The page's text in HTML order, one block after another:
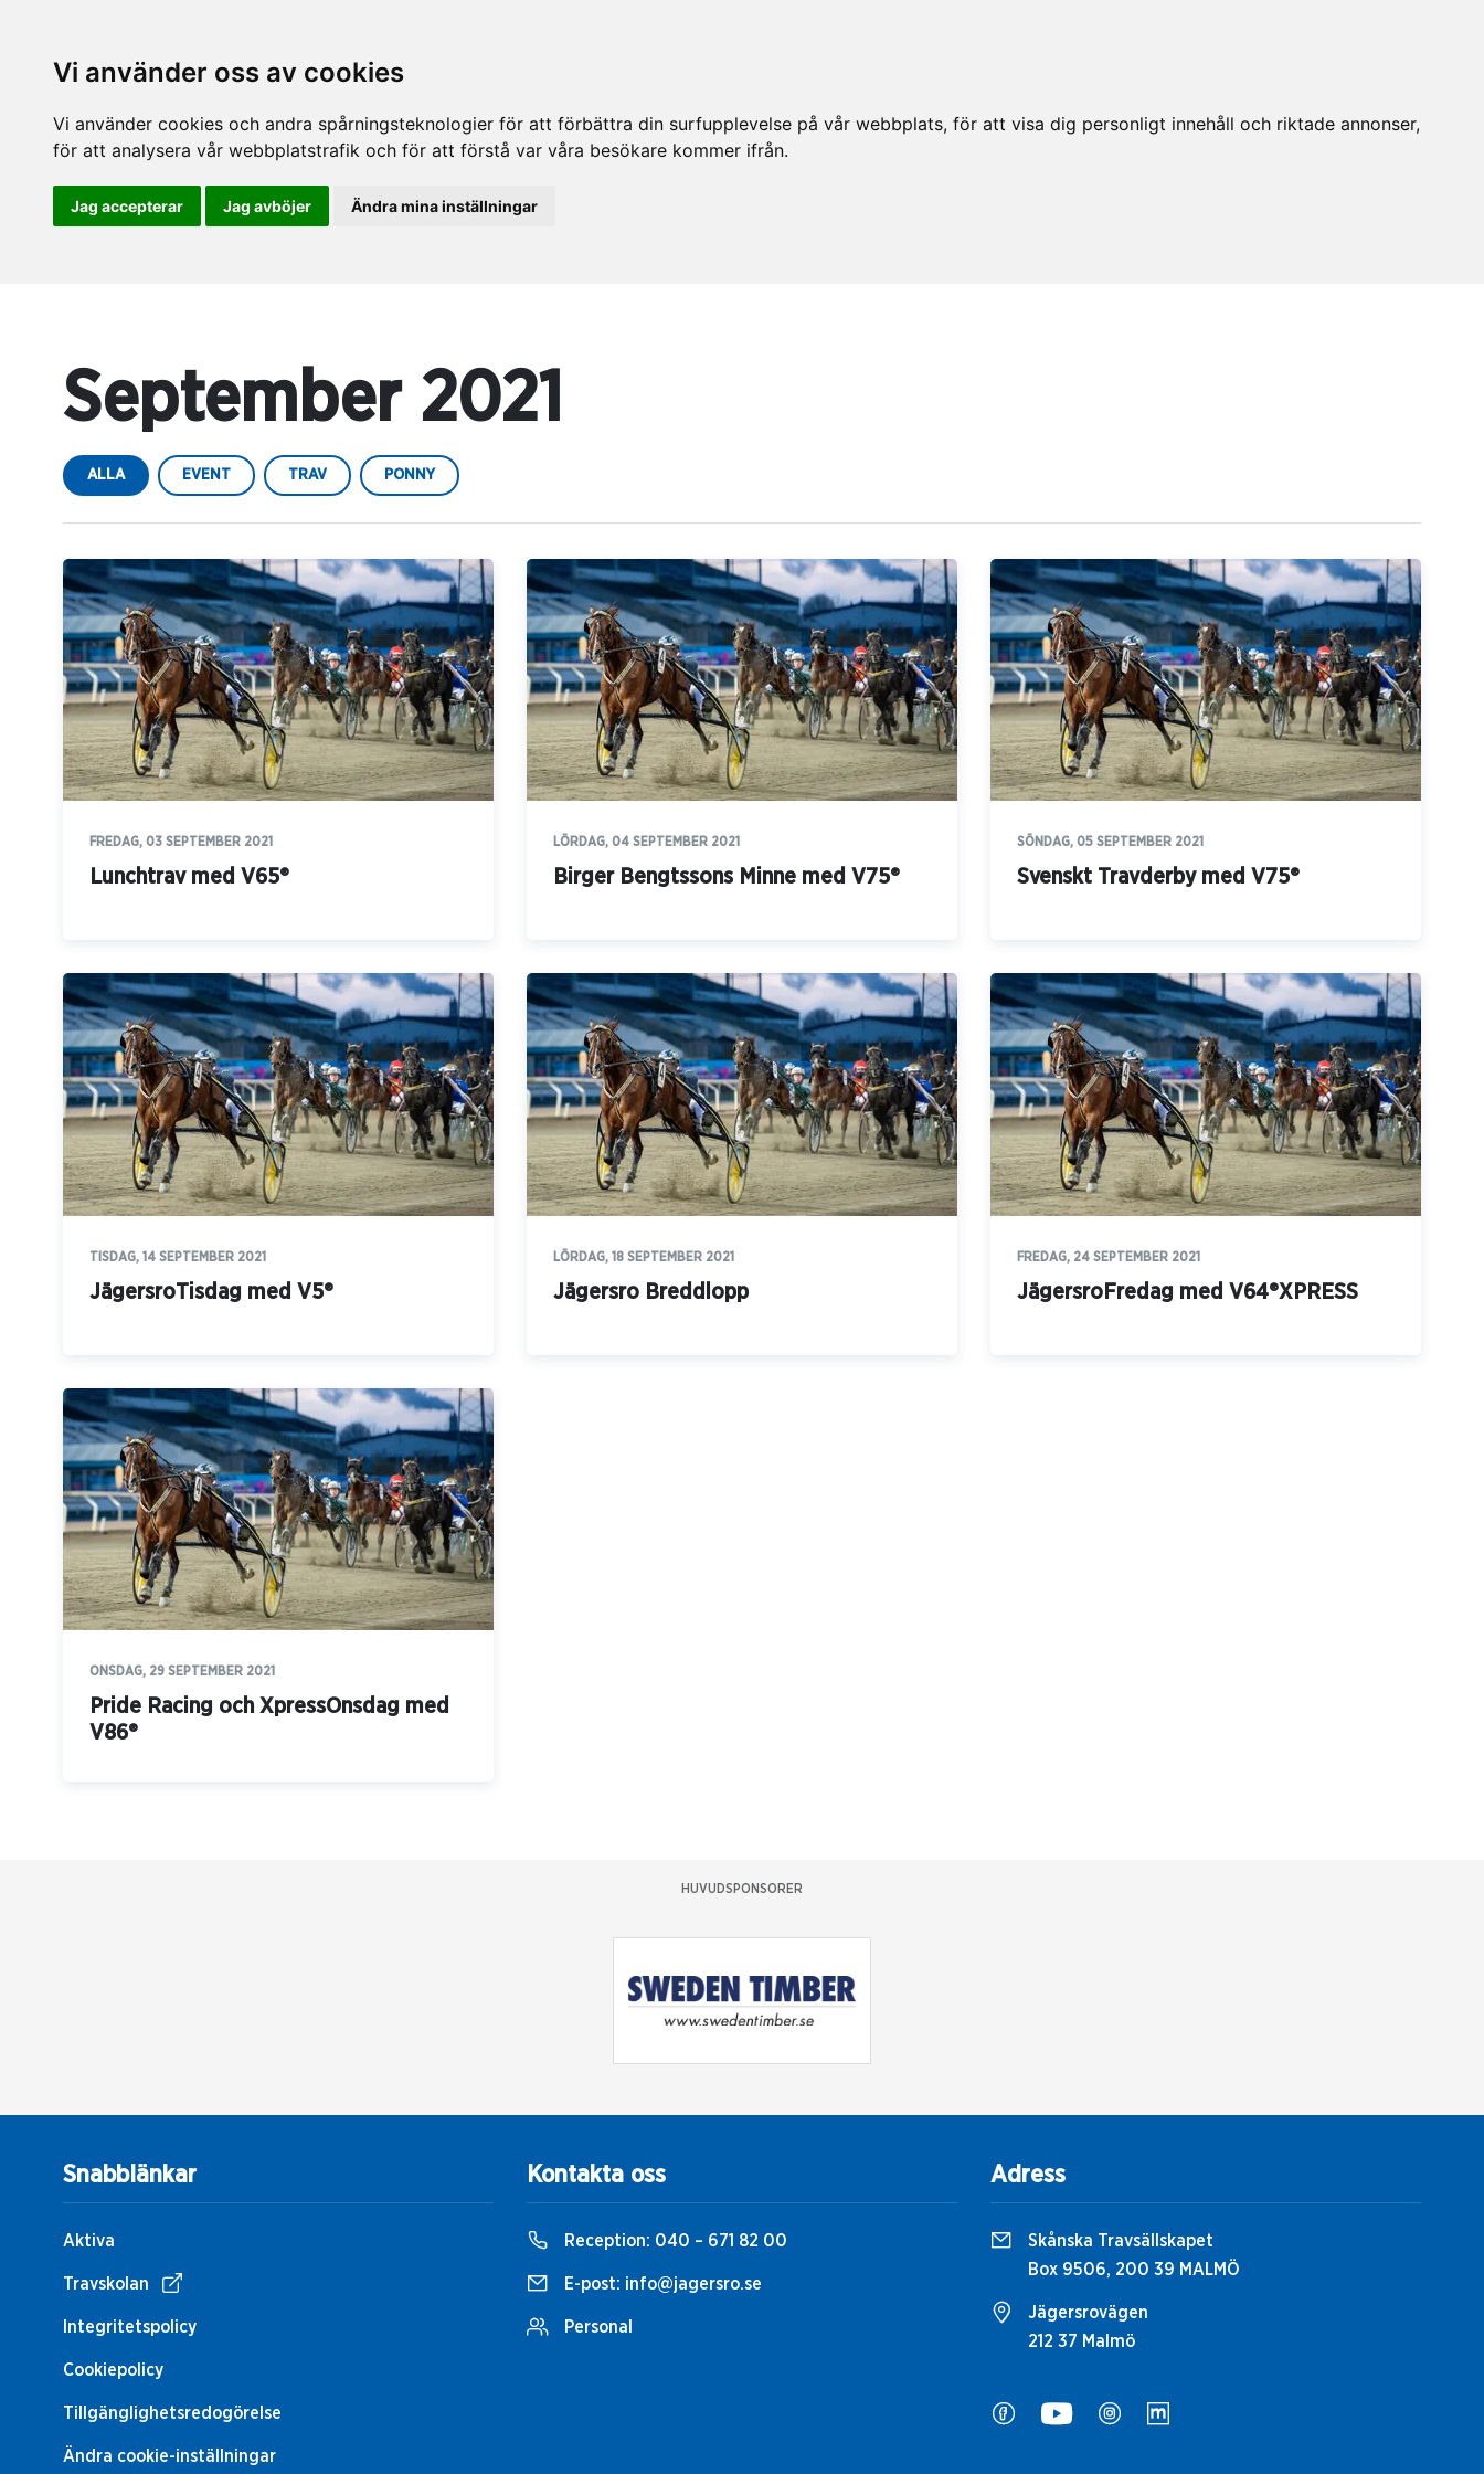
Vi använder oss av cookies
Vi använder cookies och andra spårningsteknologier för att förbättra din surfupplevelse på vår webbplats, för att visa dig personligt innehåll och riktade annonser,
för att analysera vår webbplatstrafik och för att förstå var våra besökare kommer ifrån.
Jag accepterar Jag avböjer Ändra mina inställningar
September 2021
ALLA EVENT TRAV PONNY
FREDAG, 03 SEPTEMBER 2021
Lunchtrav med V65®
LÖRDAG, 04 SEPTEMBER 2021
Birger Bengtssons Minne med V75®
SÖNDAG, 05 SEPTEMBER 2021
Svenskt Travderby med V75®
TISDAG, 14 SEPTEMBER 2021
JägersroTisdag med V5®
LÖRDAG, 18 SEPTEMBER 2021
Jägersro Breddlopp
FREDAG, 24 SEPTEMBER 2021
JägersroFredag med V64®XPRESS
ONSDAG, 29 SEPTEMBER 2021
Pride Racing och XpressOnsdag med
V86®
HUVUDSPONSORER
Snabblänkar
Aktiva
Travskolan
Integritetspolicy
Cookiepolicy
Tillgänglighetsredogörelse
Ändra cookie-inställningar
Kontakta oss
Reception: 040 – 671 82 00
E-post: info@jagersro.se
Personal
Adress
Skånska Travsällskapet
Box 9506, 200 39 MALMÖ
Jägersrovägen
212 37 Malmö